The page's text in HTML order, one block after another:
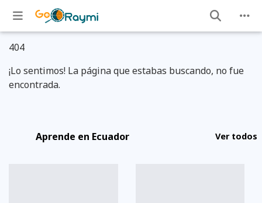
404
¡Lo sentimos! La página que estabas buscando, no fue
encontrada.
Aprende en Ecuador Ver todos